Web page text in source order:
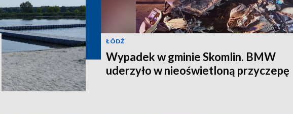
ŁÓDŹ
Wypadek w gminie Skomlin. BMW
uderzyło w nieoświetloną przyczepę